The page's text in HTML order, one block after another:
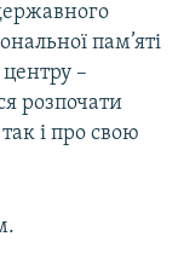
пам’яті
–
розпочати
і про свою